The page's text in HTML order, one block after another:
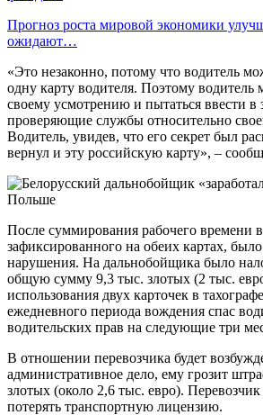
Прогноз роста мировой экономики
ожидают…
«Это незаконно, потому что водитель
одну карту водителя. Поэтому водитель
своему усмотрению и пытаться ввести в
проверяющие службы относительно
Водитель, увидев, что его секрет был
вернул и эту российскую карту», –
После суммирования рабочего времени
зафиксированного на обеих картах,
нарушения. На дальнобойщика было
общую сумму 9,3 тыс. злотых (2 тыс.
использования двух карточек в
ежедневного периода вождения спас
водительских прав на следующие три
В отношении перевозчика будет
административное дело, ему грозит
злотых (около 2,6 тыс. евро).
потерять транспортную лицензию.